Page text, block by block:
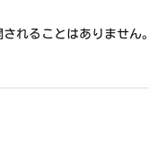
れることはありません。